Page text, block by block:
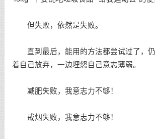
但失败，依然是失败。
直到最后，能用的方法都尝试过了，仍
着自己放弃，一边埋怨自己意志薄弱。
减肥失败，我意志力不够！
戒烟失败，我意志力不够！